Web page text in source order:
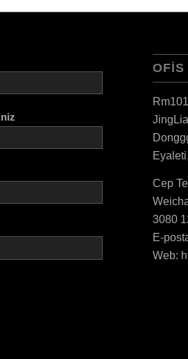
OFIS
Cep
3080
E-
Web: